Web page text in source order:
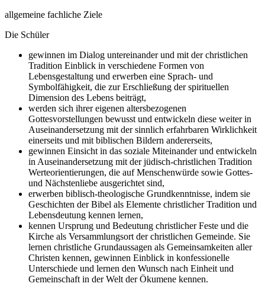
allgemeine fachliche Ziele
Die Schüler
gewinnen im Dialog untereinander und mit der christlichen
Tradition Einblick in verschiedene Formen von
Lebensgestaltung und erwerben eine Sprach- und
Symbolfähigkeit, die zur Erschließung der spirituellen
Dimension des Lebens beiträgt,
werden sich ihrer eigenen altersbezogenen
Gottesvorstellungen bewusst und entwickeln diese weiter in
Auseinandersetzung mit der sinnlich erfahrbaren Wirklichkeit
einerseits und mit biblischen Bildern andererseits,
gewinnen Einsicht in das soziale Miteinander und entwickeln
in Auseinandersetzung mit der jüdisch-christlichen Tradition
Werteorientierungen, die auf Menschenwürde sowie Gottes-
und Nächstenliebe ausgerichtet sind,
erwerben biblisch-theologische Grundkenntnisse, indem sie
Geschichten der Bibel als Elemente christlicher Tradition und
Lebensdeutung kennen lernen,
kennen Ursprung und Bedeutung christlicher Feste und die
Kirche als Versammlungsort der christlichen Gemeinde. Sie
lernen christliche Grundaussagen als Gemeinsamkeiten aller
Christen kennen, gewinnen Einblick in konfessionelle
Unterschiede und lernen den Wunsch nach Einheit und
Gemeinschaft in der Welt der Ökumene kennen.